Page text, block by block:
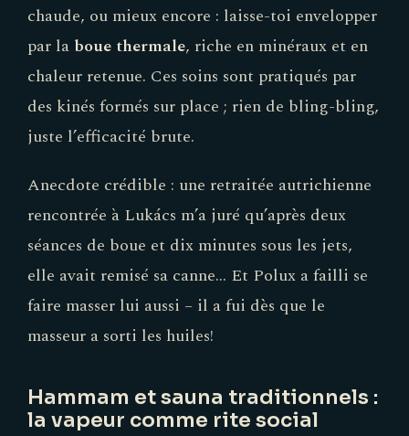
chaude, ou mieux encore : laisse-toi envelopper
par la boue thermale, riche en minéraux et en
chaleur retenue. Ces soins sont pratiqués par
des kinés formés sur place ; rien de bling-bling,
juste l’efficacité brute.
Anecdote crédible : une retraitée autrichienne
rencontrée à Lukács m’a juré qu’après deux
séances de boue et dix minutes sous les jets,
elle avait remisé sa canne… Et Polux a failli se
faire masser lui aussi – il a fui dès que le
masseur a sorti les huiles!
Hammam et sauna traditionnels :
la vapeur comme rite social